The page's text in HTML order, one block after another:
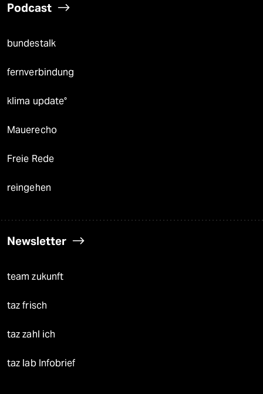
Podcast
bundestalk
fernverbindung
klima update°
Mauerecho
Freie Rede
reingehen
Newsletter
team zukunft
taz frisch
taz zahl ich
taz lab Infobrief